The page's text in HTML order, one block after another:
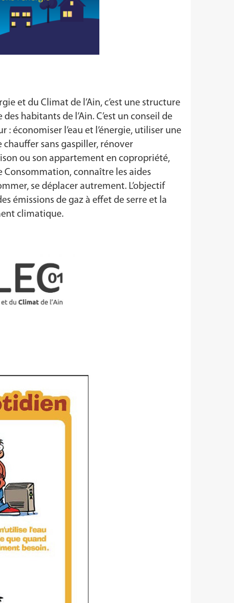
et du Climat de l’Ain, c’est une structure
habitants de l’Ain. C’est un conseil de
économiser l’eau et l’énergie, utiliser une
sans gaspiller, rénover
ou son appartement en copropriété,
Consommation, connaître les aides
se déplacer autrement. L’objectif
émissions de gaz à effet de serre et la
climatique.